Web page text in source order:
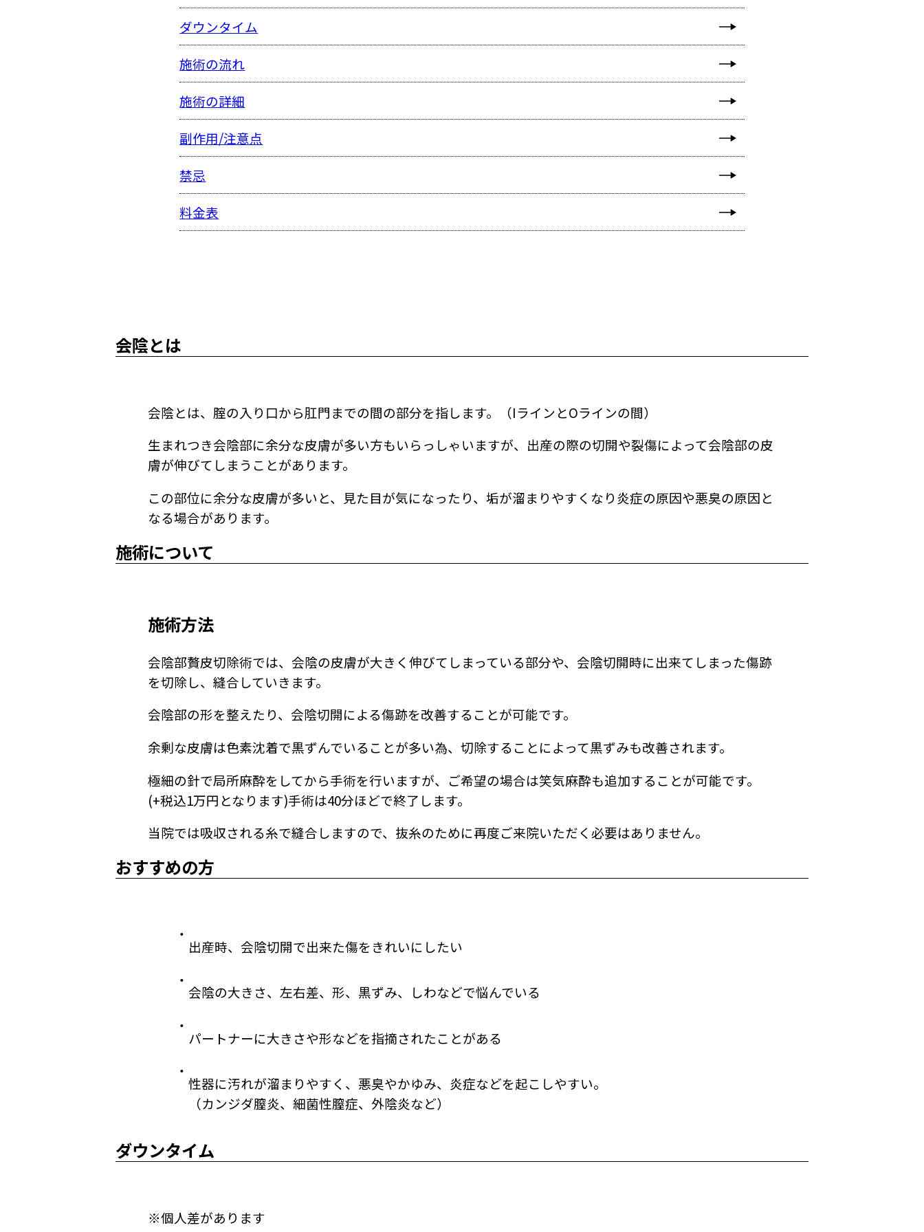
ダウンタイム
施術の流れ
施術の詳細
副作用/注意点
禁忌
料金表
会陰とは
会陰とは、腟の入り口から肛門までの間の部分を指します。（IラインとOラインの間）
生まれつき会陰部に余分な皮膚が多い方もいらっしゃいますが、出産の際の切開や裂傷によって会陰部の皮
膚が伸びてしまうことがあります。
この部位に余分な皮膚が多いと、見た目が気になったり、垢が溜まりやすくなり炎症の原因や悪臭の原因と
なる場合があります。
施術について
施術方法
会陰部贅皮切除術では、会陰の皮膚が大きく伸びてしまっている部分や、会陰切開時に出来てしまった傷跡
を切除し、縫合していきます。
会陰部の形を整えたり、会陰切開による傷跡を改善することが可能です。
余剰な皮膚は色素沈着で黒ずんでいることが多い為、切除することによって黒ずみも改善されます。
極細の針で局所麻酔をしてから手術を行いますが、ご希望の場合は笑気麻酔も追加することが可能です。
(+税込1万円となります)手術は40分ほどで終了します。
当院では吸収される糸で縫合しますので、抜糸のために再度ご来院いただく必要はありません。
おすすめの方
出産時、会陰切開で出来た傷をきれいにしたい
会陰の大きさ、左右差、形、黒ずみ、しわなどで悩んでいる
パートナーに大きさや形などを指摘されたことがある
性器に汚れが溜まりやすく、悪臭やかゆみ、炎症などを起こしやすい。
（カンジダ膣炎、細菌性膣症、外陰炎など）
ダウンタイム
※個人差があります